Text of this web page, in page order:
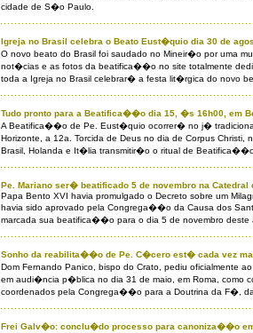
cidade de S�o Paulo.
Igreja no Brasil celebra o Beato Eust�quio dia 30 de
O novo beato do Brasil foi saudado no Mineir�o por uma
not�cias e as fotos da beatifica��o no site totalmente
toda a Igreja no Brasil celebrar� a festa lit�rgica do novo
Tudo pronto para a Beatifica��o dia 15, �s 16h00, em
A Beatifica��o de Pe. Eust�quio ocorrer� no j�
Horizonte, a 12a. Torcida de Deus no dia de Corpus
Brasil, Holanda e It�lia transmitir�o o ritual de
Pe. Mariano ser� beatificado 5 de novembro na Catedral
Papa Bento XVI havia promulgado o Decreto sobre um
havia sido aprovado pela Congrega��o da Causa dos
marcada sua beatifica��o para o dia 5 de novembro
Sonho da reabilita��o de Pe. C�cero est� cada vez
Dom Fernando Panico, bispo do Crato, pediu oficialmente
em audi�ncia p�blica no dia 31 de maio, em Roma, como
coordenados pela Congrega��o para a Doutrina da F�,
Frei Galv�o: conclu�do processo para canoniza��o